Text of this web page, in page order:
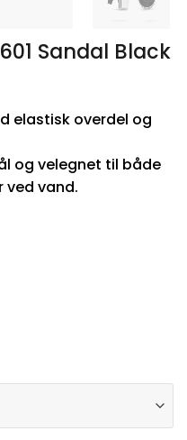
Sandal Black
elastisk overdel og
og velegnet til både
vand.